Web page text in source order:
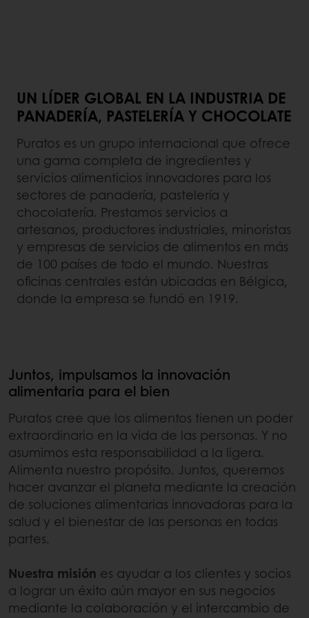
UN LÍDER GLOBAL EN LA INDUSTRIA DE
PANADERÍA, PASTELERÍA Y CHOCOLATE
Puratos es un grupo internacional que ofrece
una gama completa de ingredientes y
servicios alimenticios innovadores para los
sectores de panadería, pastelería y
chocolatería. Prestamos servicios a
artesanos, productores industriales, minoristas
y empresas de servicios de alimentos en más
de 100 países de todo el mundo. Nuestras
oficinas centrales están ubicadas en Bélgica,
donde la empresa se fundó en 1919.
Juntos, impulsamos la innovación
alimentaria para el bien
Puratos cree que los alimentos tienen un poder
extraordinario en la vida de las personas. Y no
asumimos esta responsabilidad a la ligera.
Alimenta nuestro propósito. Juntos, queremos
hacer avanzar el planeta mediante la creación
de soluciones alimentarias innovadoras para la
salud y el bienestar de las personas en todas
partes.
Nuestra misión es ayudar a los clientes y socios
a lograr un éxito aún mayor en sus negocios
mediante la colaboración y el intercambio de